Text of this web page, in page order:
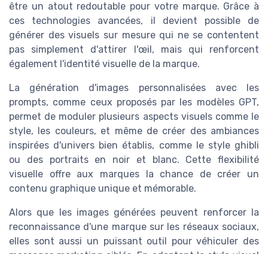
être un atout redoutable pour votre marque. Grâce à
ces technologies avancées, il devient possible de
générer des visuels sur mesure qui ne se contentent
pas simplement d'attirer l'œil, mais qui renforcent
également l'identité visuelle de la marque.
La génération d'images personnalisées avec les
prompts, comme ceux proposés par les modèles GPT,
permet de moduler plusieurs aspects visuels comme le
style, les couleurs, et même de créer des ambiances
inspirées d'univers bien établis, comme le style ghibli
ou des portraits en noir et blanc. Cette flexibilité
visuelle offre aux marques la chance de créer un
contenu graphique unique et mémorable.
Alors que les images générées peuvent renforcer la
reconnaissance d'une marque sur les réseaux sociaux,
elles sont aussi un puissant outil pour véhiculer des